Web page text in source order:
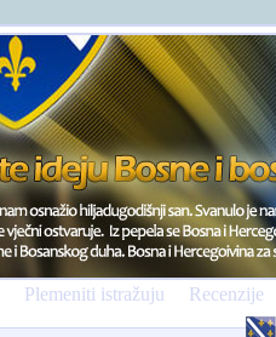
Plemeniti istražuju Recenzije